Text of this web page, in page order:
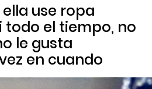
use ropa
el tiempo, no
le gusta
en cuando